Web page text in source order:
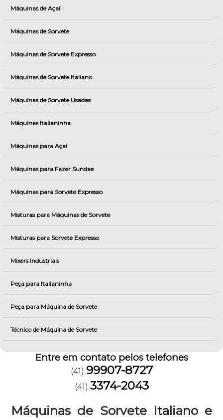
Máquinas de Açaí
Máquinas de Sorvete
Máquinas de Sorvete Expresso
Máquinas de Sorvete Italiano
Máquinas de Sorvete Usadas
Máquinas Italianinha
Máquinas para Açai
Máquinas para Fazer Sundae
Máquinas para Sorvete Expresso
Misturas para Máquinas de Sorvete
Misturas para Sorvete Expresso
Mixers Industriais
Peça para Italianinha
Peça para Máquina de Sorvete
Técnico de Máquina de Sorvete
Entre em contato pelos telefones
(41) 99907-8727
(41) 3374-2043
Máquinas de Sorvete Italiano e